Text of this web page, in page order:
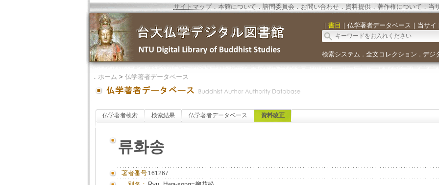
サイトマップ．本館について．諮問委員会． お問い合わせ． 資料提供．著作権について．当
｜ 書目 ｜ 仏学著者データベース ｜ 当サイ
検索システム ． 全文コレクション ． デジ
． ホーム > 仏学著者データベース
仏学著者検索 検索結果 仏学著者データベース 資料改正
류화송
著者番号 161267